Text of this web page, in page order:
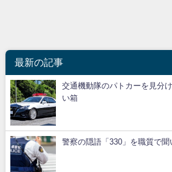
最新の記事
交通機動隊のパトカーを見分
い箱
警察の隠語「330」を職質で聞